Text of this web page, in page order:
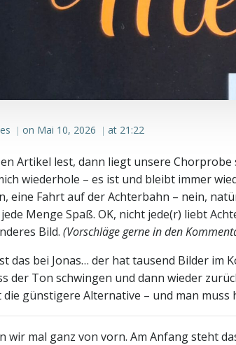
| on Mai 10, 2026 | at 21:22
Artikel lest, dann liegt unsere
wiederhole – es ist und bleibt immer
eine Fahrt auf der Achterbahn – nein,
Menge Spaß. OK, nicht jede(r) liebt
Bild. (Vorschläge gerne in den
das bei Jonas… der hat tausend Bilder im
der Ton schwingen und dann wieder
günstigere Alternative – und man
wir mal ganz von vorn. Am Anfang steht